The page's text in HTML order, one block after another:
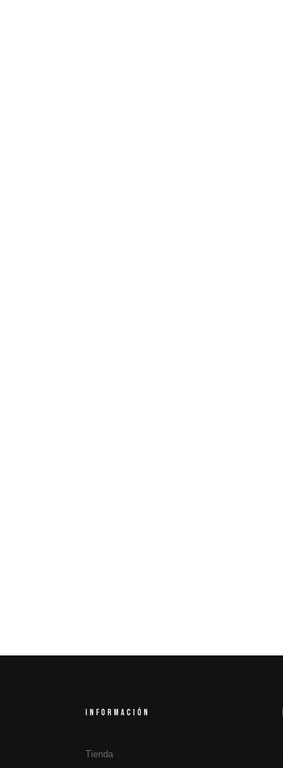
INFORMACIÓN
Tienda